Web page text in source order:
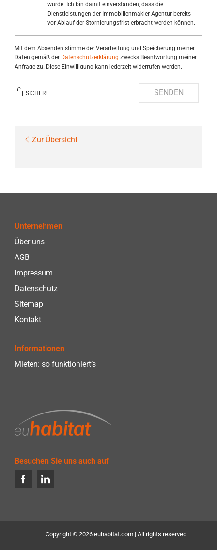
wurde. Ich bin damit einverstanden, dass die
Dienstleistungen der Immobilienmakler-Agentur bereits
vor Ablauf der Stornierungsfrist erbracht werden können.
Mit dem Absenden stimme der Verarbeitung und Speicherung meiner
Daten gemäß der Datenschutzerklärung zwecks Beantwortung meiner
Anfrage zu. Diese Einwilligung kann jederzeit widerrufen werden.
SICHER! SENDEN
Zur Übersicht
Unternehmen
Über uns
AGB
Impressum
Datenschutz
Sitemap
Kontakt
Informationen
Mieten: so funktioniert’s
Besuchen Sie uns auch auf
Copyright © 2026 euhabitat.com | All rights reserved